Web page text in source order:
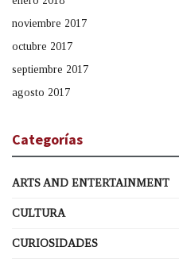
noviembre 2017
octubre 2017
septiembre 2017
agosto 2017
Categorías
ARTS AND ENTERTAINMENT
CULTURA
CURIOSIDADES